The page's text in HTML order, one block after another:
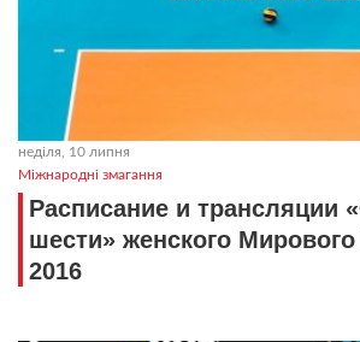
неділя, 10 липня
Міжнародні змагання
Расписание и трансляции
шести» женского
2016